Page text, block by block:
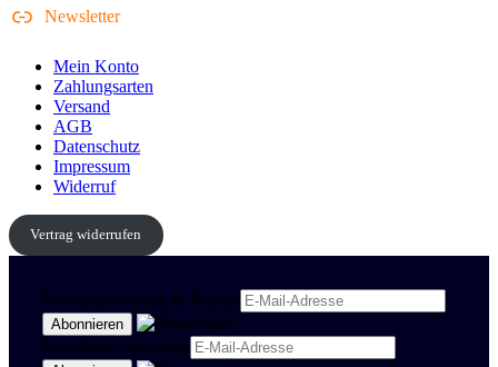
Newsletter
Mein Konto
Zahlungsarten
Versand
AGB
Datenschutz
Impressum
Widerruf
Vertrag widerrufen
Newsletter Politik & Kultur
Newsletter Spanisch